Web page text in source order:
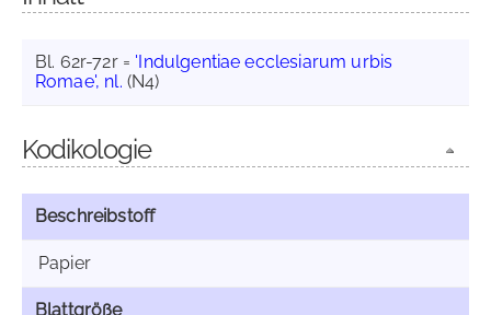
Bl. 62r-72r = 'Indulgentiae ecclesiarum urbis
Romae', nl. (N4)
Kodikologie
Beschreibstoff
Papier
Blattgröße